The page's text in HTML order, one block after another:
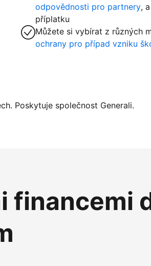
odpovědnosti pro partnery,
příplatku
Můžete si vybírat z různých
ochrany pro případ vzniku
Poskytuje společnost Generali.
financemi